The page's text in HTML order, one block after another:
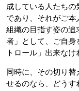
成している人たちの
であり、それがご本
組織の目指す姿の追
者」として、ご自身
トロール」出来な
同時に、その切り
せるのなら、どうす